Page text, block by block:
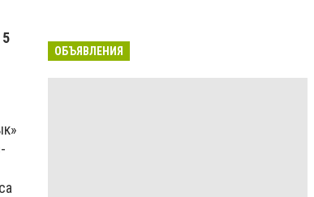
ОБЪЯВЛЕНИЯ